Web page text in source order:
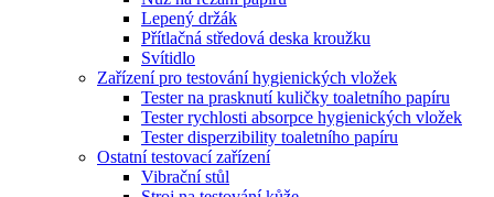
Lepený držák
Přítlačná středová deska kroužku
Svítidlo
Zařízení pro testování hygienických vložek
Tester na prasknutí kuličky toaletního papíru
Tester rychlosti absorpce hygienických vložek
Tester disperzibility toaletního papíru
Ostatní testovací zařízení
Vibrační stůl